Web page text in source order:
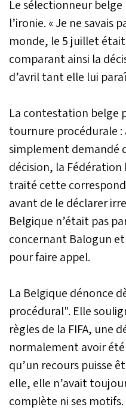
Le sélectionneur belge
l’ironie. « Je ne savais
monde, le 5 juillet
comparant ainsi la
d’avril tant elle lui
La contestation belge
tournure procédurale :
simplement demandé
décision, la Fédération
traité cette
avant de le déclarer
Belgique n’était pas
concernant Balogun
pour faire appel.
La Belgique dénonce
procédural". Elle
règles de la FIFA, une
normalement avoir
qu’un recours puisse
elle, elle n’avait
complète ni ses motifs.